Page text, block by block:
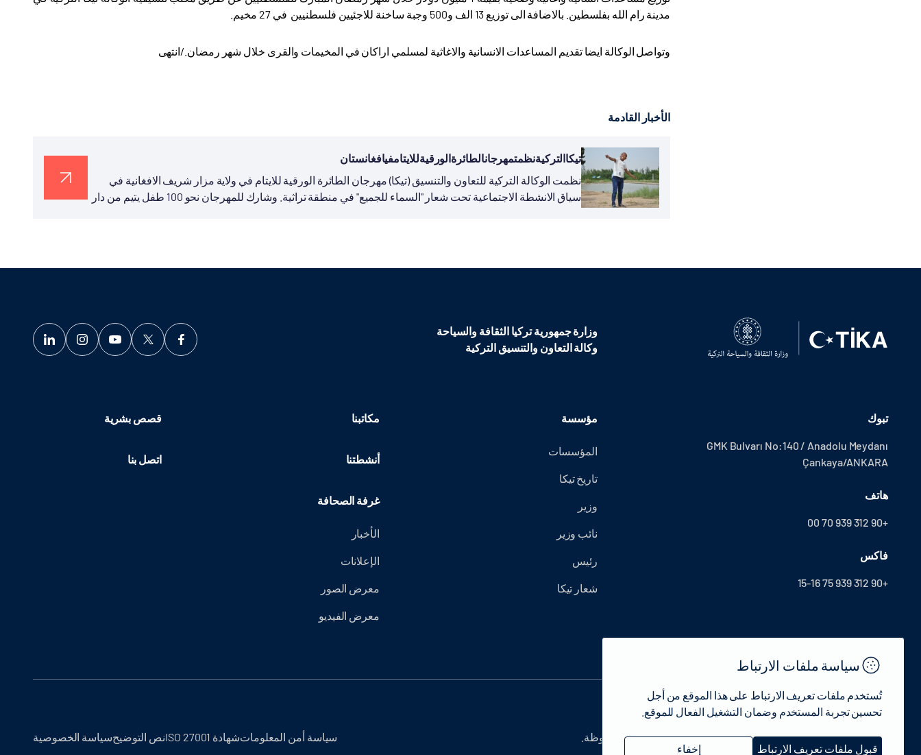
مدينة رام الله بفلسطين. بالاضافة الى توزيع 13 الف و500 وجبة ساخنة للاجئيين فلسطنيين في 27 مخيم.
وتواصل الوكالة ايضا تقديم المساعدات الانسانية والاغاثية لمسلمي اراكان في المخيمات والقرى خلال شهر رمضان./انتهى
الأخبار القادمة
تيكاالتركيةنظمتمهرجانالطائرةالورقيةللايتامفيافغانستان
نظمت الوكالة التركية للتعاون والتنسيق (تيكا) مهرجان الطائرة الورقية للايتام في ولاية مزار شريف الافغانية في
سياق الانشطة الاجتماعية تحت شعار "السماء للجميع" في منطقة تراثية. وشارك للمهرجان نحو 100 طفل يتيم من دار
وزارة جمهورية تركيا الثقافة والسياحة
وكالة التعاون والتنسيق التركية
تبوك
GMK Bulvarı No:140 / Anadolu Meydanı
Çankaya/ANKARA
هاتف
+90 312 939 70 00
فاكس
+90 312 939 75 15-16
مؤسسة
المؤسسات
تاريخ تيكا
وزير
نائب وزير
رئيس
شعار تيكا
مكاتبنا
أنشطتنا
غرفة الصحافة
الأخبار
الإعلانات
معرض الصور
معرض الفيديو
قصص بشرية
اتصل بنا
© 2022 جمهورية تركيا وزارة الثقافة والسياحة - جميع الحقوق محفوظة. سياسة أمن المعلوماتشهادة ISO 27001 نص التوضيحسياسة الخصوصية
سياسة ملفات الارتباط
تُستخدم ملفات تعريف الارتباط على هذا الموقع من أجل
تحسين تجربة المستخدم وضمان التشغيل الفعال للموقع.
قبول ملفات تعريف الارتباط إخفاء